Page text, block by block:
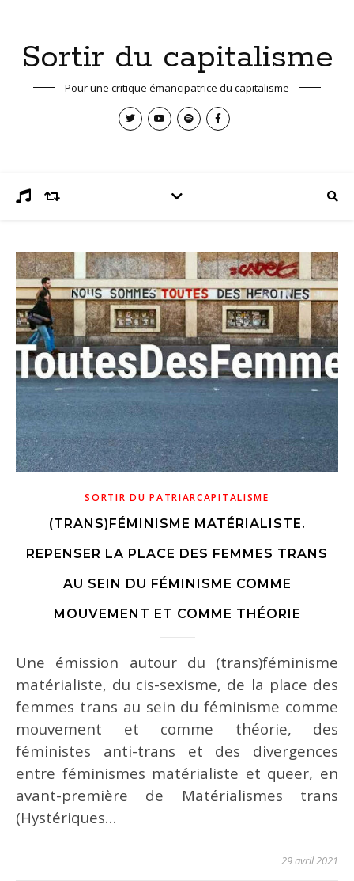
Sortir du capitalisme
Pour une critique émancipatrice du capitalisme
SORTIR DU PATRIARCAPITALISME
(TRANS)FÉMINISME MATÉRIALISTE.
REPENSER LA PLACE DES FEMMES TRANS
AU SEIN DU FÉMINISME COMME
MOUVEMENT ET COMME THÉORIE
Une émission autour du (trans)féminisme
matérialiste, du cis-sexisme, de la place des
femmes trans au sein du féminisme comme
mouvement et comme théorie, des
féministes anti-trans et des divergences
entre féminismes matérialiste et queer, en
avant-première de Matérialismes trans
(Hystériques…
29 avril 2021